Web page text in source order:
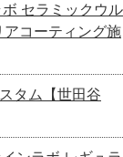
セラミックウル
アコーティング施
タム【世田谷